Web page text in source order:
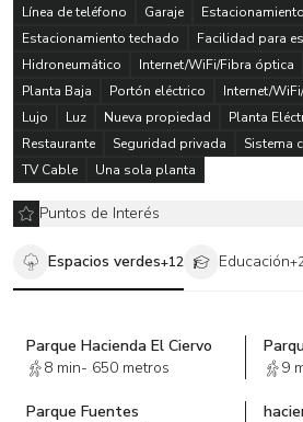
Línea de teléfono
Garaje
Estacionamiento techado
Facilidad para
Hidroneumático
Internet/WiFi/Fibra óptica
Planta Baja
Portón eléctrico Internet/
Lujo
Luz Nueva propiedad Planta
Restaurante
Seguridad privada
Sistema
TV Cable
Una sola planta
Puntos de Interés
Espacios verdes+12 Educación+
Parque Hacienda El Ciervo
8 min- 650 metros
9
Parque Fuentes